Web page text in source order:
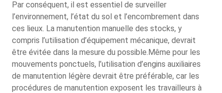
Par conséquent, il est essentiel de surveiller
l’environnement, l’état du sol et l’encombrement dans
ces lieux. La manutention manuelle des stocks, y
compris l’utilisation d’équipement mécanique, devrait
être évitée dans la mesure du possible.Même pour les
mouvements ponctuels, l’utilisation d’engins auxiliaires
de manutention légère devrait être préférable, car les
procédures de manutention exposent les travailleurs à